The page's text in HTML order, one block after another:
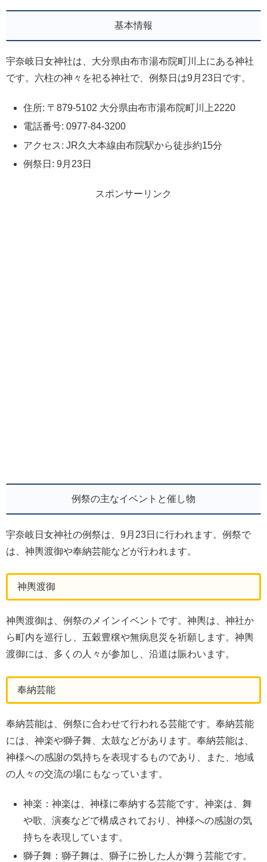
基本情報
宇奈岐日女神社は、大分県由布市湯布院町川上にある神社
です。六柱の神々を祀る神社で、例祭日は9月23日です。
住所: 〒879-5102 大分県由布市湯布院町川上2220
電話番号: 0977-84-3200
アクセス: JR久大本線由布院駅から徒歩約15分
例祭日: 9月23日
スポンサーリンク
例祭の主なイベントと催し物
宇奈岐日女神社の例祭は、9月23日に行われます。例祭で
は、神輿渡御や奉納芸能などが行われます。
神輿渡御
神輿渡御は、例祭のメインイベントです。神輿は、神社か
ら町内を巡行し、五穀豊穣や無病息災を祈願します。神輿
渡御には、多くの人々が参加し、沿道は賑わいます。
奉納芸能
奉納芸能は、例祭に合わせて行われる芸能です。奉納芸能
には、神楽や獅子舞、太鼓などがあります。奉納芸能は、
神様への感謝の気持ちを表現するものであり、また、地域
の人々の交流の場にもなっています。
神楽：神楽は、神様に奉納する芸能です。神楽は、舞
や歌、演奏などで構成されており、神様への感謝の気
持ちを表現しています。
獅子舞：獅子舞は、獅子に扮した人が舞う芸能です。